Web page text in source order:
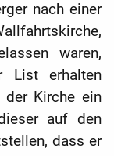
nach einer
waren,
List erhalten
der Kirche ein
auf den
dass er